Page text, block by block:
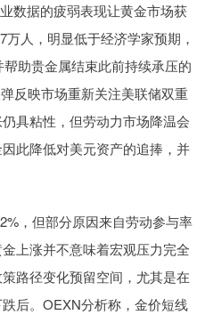
数据的疲弱表现让黄金市场获
人，明显低于经济学家预期，
助贵金属结束此前持续承压的
反映市场重新关注美联储双重
具粘性，但劳动力市场降温会
此降低对美元资产的追捧，并
，但部分原因来自劳动参与率
上涨并不意味着宏观压力完全
路径变化预留空间，尤其是在
后。OEXN分析称，金价短线